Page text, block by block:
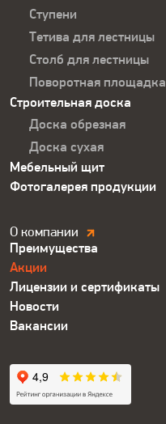
Ступени
Тетива для лестницы
Столб для лестницы
Поворотная площадка
Строительная доска
Доска обрезная
Доска сухая
Мебельный щит
Фотогалерея продукции
Компания.
Футер
О компании
Преимущества
Акции
Лицензии и сертификаты
Новости
Вакансии